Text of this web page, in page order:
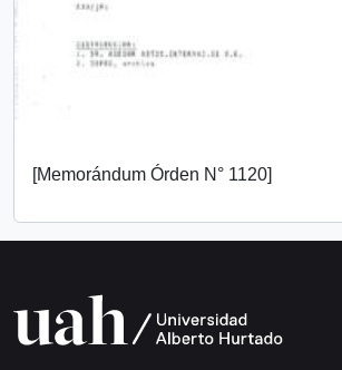
[Memorándum Órden N° 1120]